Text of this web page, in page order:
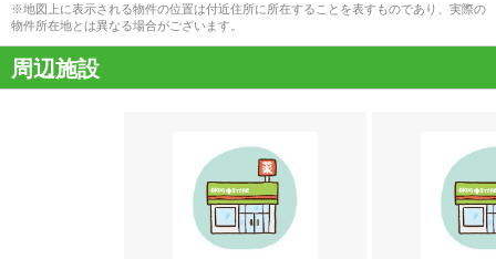
※地図上に表示される物件の位置は付近住所に所在することを表すものであり、実際の
物件所在地とは異なる場合がございます。
周辺施設